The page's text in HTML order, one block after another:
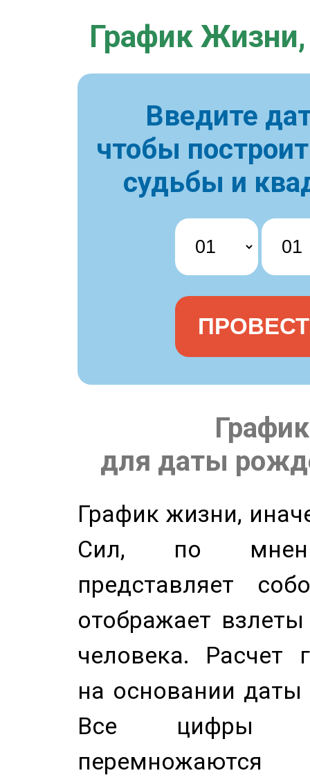
График Жизни,
Введите
чтобы
судьбы и
для даты
График жизни,
Сил, по
представляет
отображает
человека. Расчет
на основании
Все цифры